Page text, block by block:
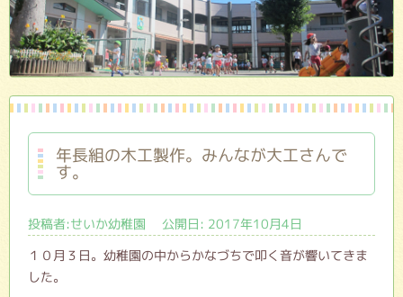
年長組の木工製作。みんなが大工さんで
す。
投稿者:せいか幼稚園 公開日: 2017年10月4日
１０月３日。幼稚園の中からかなづちで叩く音が響いてきま
した。